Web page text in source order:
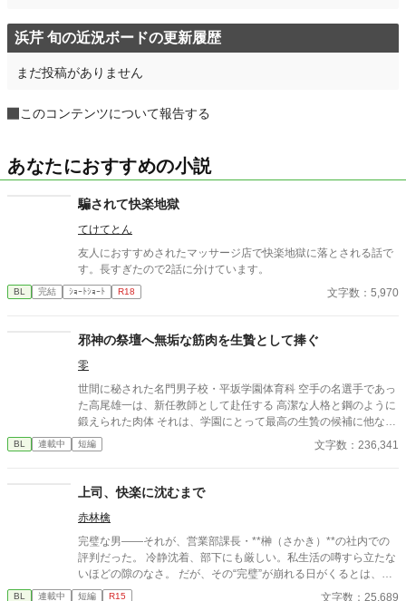
浜芹 旬の近況ボードの更新履歴
まだ投稿がありません
このコンテンツについて報告する
あなたにおすすめの小説
騙されて快楽地獄
てけてとん
友人におすすめされたマッサージ店で快楽地獄に落とされる話で
す。長すぎたので2話に分けています。
BL 完結 ｼｮｰﾄｼｮｰﾄ R18 文字数：5,970
邪神の祭壇へ無垢な筋肉を生贄として捧ぐ
零
世間に秘された名門男子校・平坂学園体育科 空手の名選手であっ
た高尾雄一は、新任教師として赴任する 高潔な人格と鋼のように
鍛えられた肉体 それは、学園にとって最高の生贄の候補に他なら
なかった 至高の筋肉を持つ、精神を削られ意志をなくした青年を
太古の神に捧げるため、“水”、“風”、“土”の信奉者達が暗躍する 意
校で繰り広げられるダークファンタジー
BL 連載中 短編 文字数：236,341
上司、快楽に沈むまで
赤林檎
完璧な男――それが、営業部課長・**榊（さかき）**の社内での
評判だった。 冷静沈着、部下にも厳しい。私生活の噂すら立たな
いほどの隙のなさ。 だが、その“完璧”が崩れる日がくるとは、誰
も想像していなかった。 入社三年目の篠原は、榊の直属の部下。
BL 連載中 短編 R15 文字数：25,689